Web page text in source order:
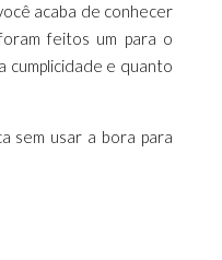
acaba de conhecer
feitos um para o
cumplicidade e quanto
sem usar a bora para